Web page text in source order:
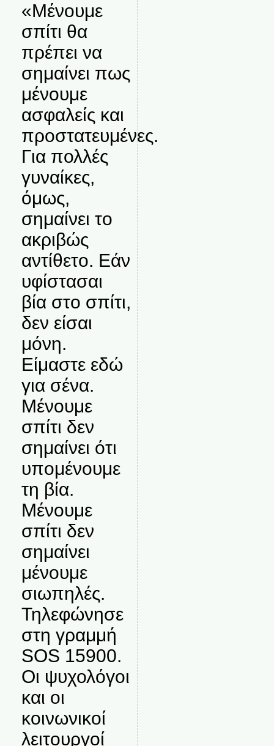
«Μένουμε
σπίτι θα
πρέπει να
σημαίνει πως
μένουμε
ασφαλείς και
προστατευμένες.
Για πολλές
γυναίκες,
όμως,
σημαίνει το
ακριβώς
αντίθετο. Εάν
υφίστασαι
βία στο σπίτι,
δεν είσαι
μόνη.
Είμαστε εδώ
για σένα.
Μένουμε
σπίτι δεν
σημαίνει ότι
υπομένουμε
τη βία.
Μένουμε
σπίτι δεν
σημαίνει
μένουμε
σιωπηλές.
Τηλεφώνησε
στη γραμμή
SOS 15900.
Οι ψυχολόγοι
και οι
κοινωνικοί
λειτουργοί